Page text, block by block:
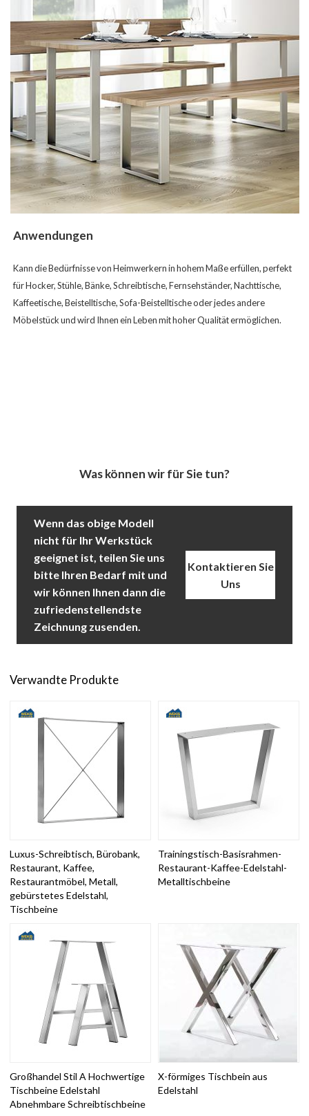
Anwendungen
Kann die Bedürfnisse von Heimwerkern in hohem Maße erfüllen, perfekt
für Hocker, Stühle, Bänke, Schreibtische, Fernsehständer, Nachttische,
Kaffeetische, Beistelltische, Sofa-Beistelltische oder jedes andere
Möbelstück und wird Ihnen ein Leben mit hoher Qualität ermöglichen.
Was können wir für Sie tun?
Wenn das obige Modell
nicht für Ihr Werkstück
geeignet ist, teilen Sie uns
bitte Ihren Bedarf mit und
wir können Ihnen dann die
zufriedenstellendste
Zeichnung zusenden.
Kontaktieren Sie
Uns
Verwandte Produkte
Luxus-Schreibtisch, Bürobank,
Restaurant, Kaffee,
Restaurantmöbel, Metall,
gebürstetes Edelstahl,
Tischbeine
Trainingstisch-Basisrahmen-
Restaurant-Kaffee-Edelstahl-
Metalltischbeine
Großhandel Stil A Hochwertige
Tischbeine Edelstahl
Abnehmbare Schreibtischbeine
X-förmiges Tischbein aus
Edelstahl